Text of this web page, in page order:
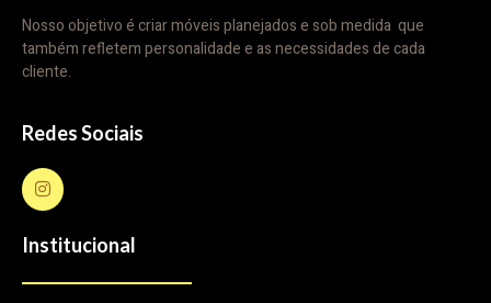
Nosso objetivo é criar móveis planejados e sob medida que
também refletem personalidade e as necessidades de cada
cliente.
Redes Sociais
Institucional